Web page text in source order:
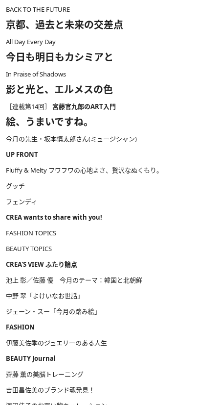
BACK TO THE FUTURE
京都、過去と未来の交差点
All Day Every Day
今日も明日もカシミアと
In Praise of Shadows
影と光と、エルメスの色
［連載第14回］ 宮藤官九郎のART入門
絵、うまいですね。
今月の先生・坂本慎太郎さん(ミュージシャン)
UP FRONT
Fluffy & Melty フワフワの心地よさ、贅沢なぬくもり。
グッチ
フェンディ
CREA wants to share with you!
FASHION TOPICS
BEAUTY TOPICS
CREA'S VIEW ふたり論点
池上 彰／佐藤 優 今月のテーマ：韓国と北朝鮮
中野 翠「よけいなお世話」
ジェーン・スー「今月の踏み絵」
FASHION
伊藤美佐季のジュエリーのある人生
BEAUTY Journal
齋藤 薫の美脳トレーニング
吉田昌佐美のブランド魂発見！